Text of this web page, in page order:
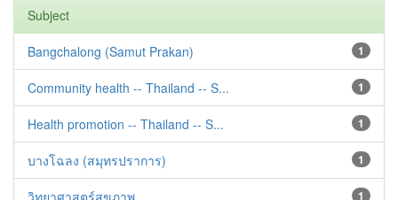
Subject
1
Bangchalong (Samut Prakan)
1
Community health -- Thailand -- S...
1
Health promotion -- Thailand -- S...
1
บางโฉลง (สมุทรปราการ)
1
วิทยาศาสตร์สุขภาพ